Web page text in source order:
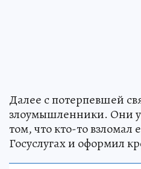
Далее с потерпевшей
злоумышленники. Они
том, что кто-то взломал
Госуслугах и оформил